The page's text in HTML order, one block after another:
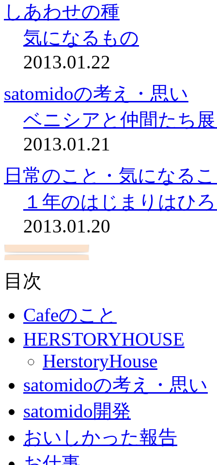
しあわせの種
気になるもの
2013.01.22
satomidoの考え・思い
ベニシアと仲間たち
2013.01.21
日常のこと・気になる
１年のはじまりはひ
2013.01.20
目次
Cafeのこと
HERSTORYHOUSE
HerstoryHouse
satomidoの考え・思い
satomido開発
おいしかった報告